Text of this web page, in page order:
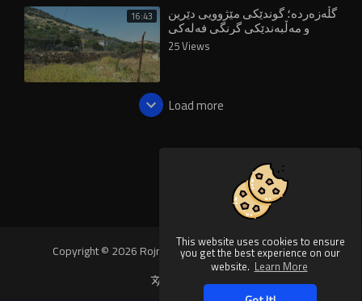
This website uses cookies to ensure
you get the best experience on our
website. Learn More
16:43 گڵەزەردە؛ گوندێکی مێژوویی دێرین
و مەڵبەندێکی گرنگی فەلەکی
25 Views
Load more
Copyright © 2026 Rojnews Video. All rights reserved.
Language